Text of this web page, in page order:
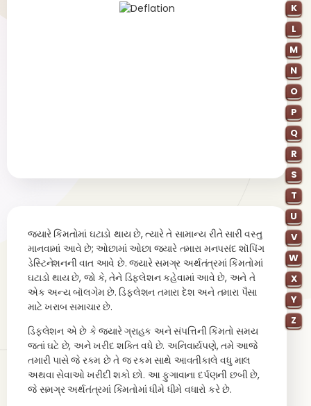
K
L
M
N
O
P
Q
R
S
T
U
V
W
X
Y
Z
જ્યારે કિંમતોમાં ઘટાડો થાય છે, ત્યારે તે સામાન્ય રીતે સારી વસ્તુ
માનવામાં આવે છે; ઓછામાં ઓછા જ્યારે તમારા મનપસંદ શૉપિંગ
ડેસ્ટિનેશનની વાત આવે છે. જ્યારે સમગ્ર અર્થતંત્રમાં કિંમતોમાં
ઘટાડો થાય છે, જો કે, તેને ડિફ્લેશન કહેવામાં આવે છે, અને તે
એક અન્ય બૉલગેમ છે. ડિફ્લેશન તમારા દેશ અને તમારા પૈસા
માટે ખરાબ સમાચાર છે.
ડિફ્લેશન એ છે કે જ્યારે ગ્રાહક અને સંપત્તિની કિંમતો સમય
જતાં ઘટે છે, અને ખરીદ શક્તિ વધે છે. અનિવાર્યપણે, તમે આજે
તમારી પાસે જે રકમ છે તે જ રકમ સાથે આવતીકાલે વધુ માલ
અથવા સેવાઓ ખરીદી શકો છો. આ ફુગાવાના દર્પણની છબી છે,
જે સમગ્ર અર્થતંત્રમાં કિંમતોમાં ધીમે ધીમે વધારો કરે છે.